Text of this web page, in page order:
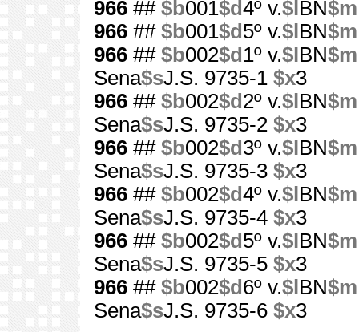
966 ## $b001$d4º v.$l BN$m
966 ## $b001$d 5º v.$l BN$m
966 ## $b002$d 1º v.$l BN$m
Sena$sJ.S. 9735-1 $x3
966 ## $b002$d 2º v.$l BN$m
Sena$sJ.S. 9735-2 $x3
966 ## $b002$d 3º v.$l BN$m
Sena$sJ.S. 9735-3 $x3
966 ## $b002$d4º v.$l BN$m
Sena$sJ.S. 9735-4 $x3
966 ## $b002$d 5º v.$l BN$m
Sena$sJ.S. 9735-5 $x3
966 ## $b002$d 6º v.$l BN$m
Sena$sJ.S. 9735-6 $x3